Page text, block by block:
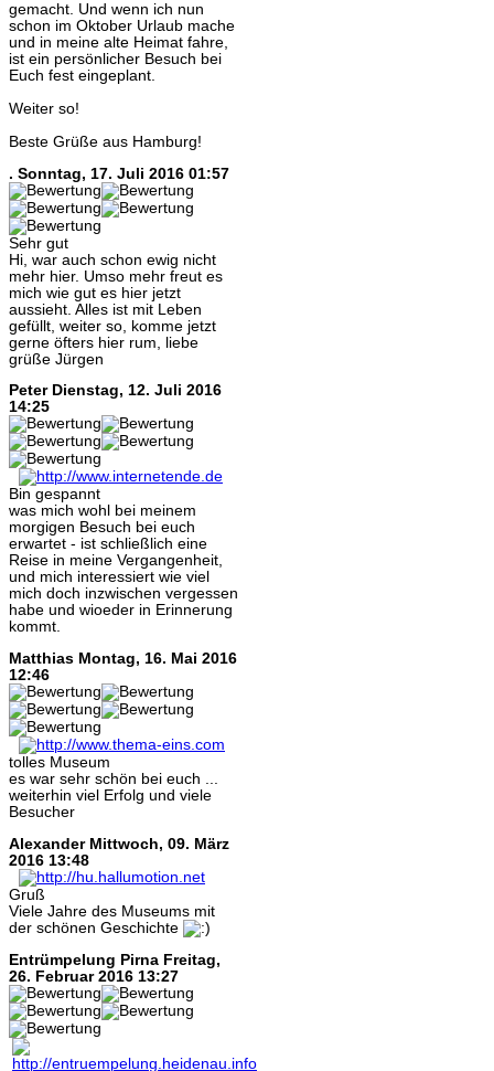
gemacht. Und wenn ich nun
schon im Oktober Urlaub mache
und in meine alte Heimat fahre,
ist ein persönlicher Besuch bei
Euch fest eingeplant.
Weiter so!
Beste Grüße aus Hamburg!
. Sonntag, 17. Juli 2016 01:57
Sehr gut
Hi, war auch schon ewig nicht
mehr hier. Umso mehr freut es
mich wie gut es hier jetzt
aussieht. Alles ist mit Leben
gefüllt, weiter so, komme jetzt
gerne öfters hier rum, liebe
grüße Jürgen
Peter Dienstag, 12. Juli 2016
14:25
Bin gespannt
was mich wohl bei meinem
morgigen Besuch bei euch
erwartet - ist schließlich eine
Reise in meine Vergangenheit,
und mich interessiert wie viel
mich doch inzwischen vergessen
habe und wioeder in Erinnerung
kommt.
Matthias Montag, 16. Mai 2016
12:46
tolles Museum
es war sehr schön bei euch ...
weiterhin viel Erfolg und viele
Besucher
Alexander Mittwoch, 09. März
2016 13:48
Gruß
Viele Jahre des Museums mit
der schönen Geschichte
Entrümpelung Pirna Freitag,
26. Februar 2016 13:27